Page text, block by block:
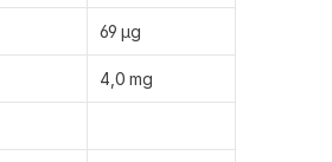
69 µg
4,0 mg